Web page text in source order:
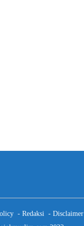
Redaksi Disclaimer